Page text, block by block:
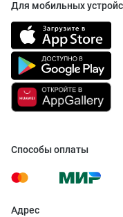
Для мобильных
Способы оплаты
Адрес